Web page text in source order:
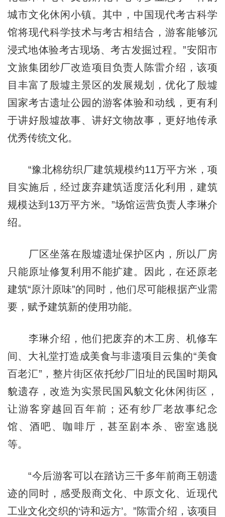
城市文化休闲小镇。其中，中国现代考古科学
馆将现代科学技术与考古相结合，游客能够沉
浸式地体验考古现场、考古发掘过程。”安阳市
文旅集团纱厂改造项目负责人陈雷介绍，该项
目丰富了殷墟主景区的发展规划，优化了殷墟
国家考古遗址公园的游客体验和动线，更有利
于讲好殷墟故事、讲好文物故事，更好地传承
优秀传统文化。
“豫北棉纺织厂建筑规模约11万平方米，项
目实施后，经过废弃建筑适度活化利用，建筑
规模达到13万平方米。”场馆运营负责人李琳介
绍。
厂区坐落在殷墟遗址保护区内，所以厂房
只能原址修复利用不能扩建。因此，在还原老
建筑“原汁原味”的同时，他们尽可能根据产业需
要，赋予建筑新的使用功能。
李琳介绍，他们把废弃的木工房、机修车
间、大礼堂打造成美食与非遗项目云集的“美食
百老汇”，整片街区依托纱厂旧址的民国时期风
貌遗存，改造为实景民国风貌文化休闲街区，
让游客穿越回百年前；还有纱厂老故事纪念
馆、酒吧、咖啡厅，甚至剧本杀、密室逃脱
等。
“今后游客可以在踏访三千多年前商王朝遗
迹的同时，感受殷商文化、中原文化、近现代
工业文化交织的‘诗和远方’。”陈雷介绍，该项目